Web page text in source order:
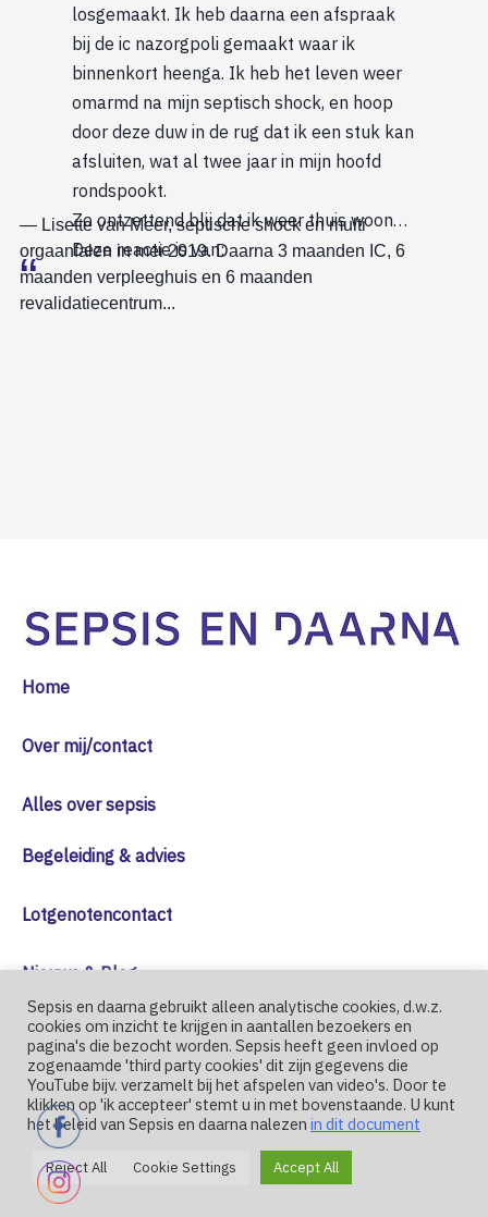
losgemaakt. Ik heb daarna een afspraak
bij de ic nazorgpoli gemaakt waar ik
binnenkort heenga. Ik heb het leven weer
omarmd na mijn septisch shock, en hoop
door deze duw in de rug dat ik een stuk kan
afsluiten, wat al twee jaar in mijn hoofd
rondspookt.
Zo ontzettend blij dat ik weer thuis woon…
Deze reactie is van:
Lisette van Meer, septische shock en multi
orgaanfalen in mei 2019. Daarna 3 maanden IC, 6
maanden verpleeghuis en 6 maanden
revalidatiecentrum...
Home
Over mij/contact
Alles over sepsis
Begeleiding & advies
Lotgenotencontact
Nieuws & Blog
Corona
Sepsis en daarna gebruikt alleen analytische cookies, d.w.z.
cookies om inzicht te krijgen in aantallen bezoekers en
pagina's die bezocht worden. Sepsis heeft geen invloed op
zogenaamde 'third party cookies' dit zijn gegevens die
YouTube bijv. verzamelt bij het afspelen van video's. Door te
klikken op 'ik accepteer' stemt u in met bovenstaande. U kunt
het beleid van Sepsis en daarna nalezen in dit document
Reject All Cookie Settings Accept All